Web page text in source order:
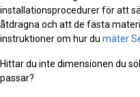
installationsprocedurer för att
åtdragna och att de fästa
instruktioner om hur du mäter
Hittar du inte dimensionen du
passar?